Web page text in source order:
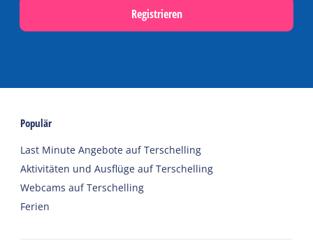
Registrieren
Populär
Last Minute Angebote auf Terschelling
Aktivitäten und Ausflüge auf Terschelling
Webcams auf Terschelling
Ferien